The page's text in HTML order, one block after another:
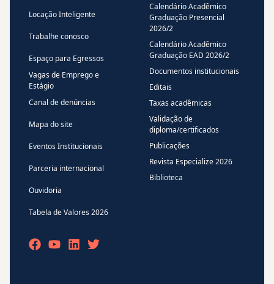
Locação Inteligente
Trabalhe conosco
Espaço para Egressos
Vagas de Emprego e
Estágio
Canal de denúncias
Mapa do site
Eventos Institucionais
Parceria internacional
Ouvidoria
Tabela de Valores 2026
Calendário Acadêmico
Graduação Presencial
2026/2
Calendário Acadêmico
Graduação EAD 2026/2
Documentos institucionais
Editais
Taxas acadêmicas
Validação de
diploma/certificados
Publicações
Revista Especialize 2026
Biblioteca